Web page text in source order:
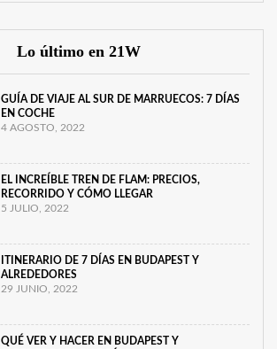
Lo último en 21W
GUÍA DE VIAJE AL SUR DE MARRUECOS: 7 DÍAS
EN COCHE
4 AGOSTO, 2022
EL INCREÍBLE TREN DE FLAM: PRECIOS,
RECORRIDO Y CÓMO LLEGAR
5 JULIO, 2022
ITINERARIO DE 7 DÍAS EN BUDAPEST Y
ALREDEDORES
29 JUNIO, 2022
QUÉ VER Y HACER EN BUDAPEST Y